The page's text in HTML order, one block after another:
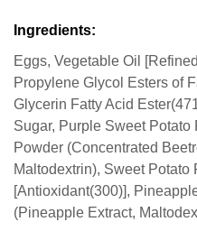
Ingredients:
Eggs, Vegetable Oil
Propylene Glycol Esters of
Glycerin Fatty Acid
Sugar, Purple Sweet Potato
Powder (Concentrated
Maltodextrin), Sweet Potato
[Antioxidant(300)],
(Pineapple Extract,